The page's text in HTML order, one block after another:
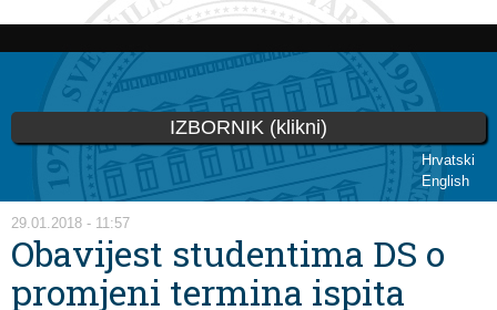
Skip to
content
Hrvatski
English
IZBORNIK (klikni)
You are here
29.01.2018 - 11:57
Obavijest studentima DS o
promjeni termina ispita